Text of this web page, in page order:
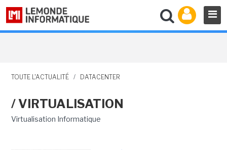
TOUTE L'ACTUALITÉ / DATACENTER
/ VIRTUALISATION
Virtualisation Informatique